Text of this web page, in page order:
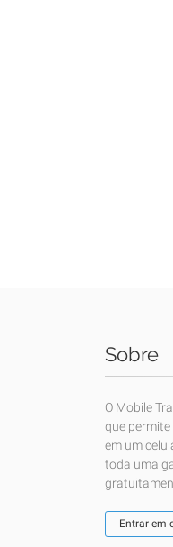
Sobre
O Mobile
que
em um
toda uma
Entrar em